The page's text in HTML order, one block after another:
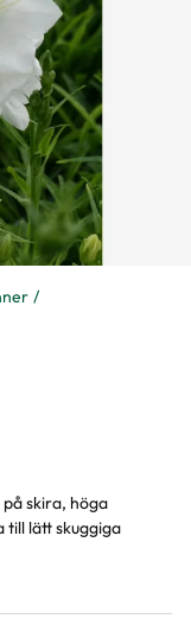
skira, höga
till lätt skuggiga